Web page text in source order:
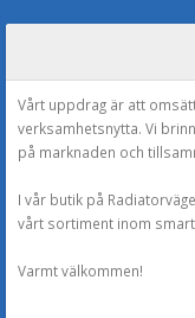
Vårt uppdrag är att
verksamhetsnytta. Vi
på marknaden och
I vår butik på
vårt sortiment inom
Varmt välkommen!